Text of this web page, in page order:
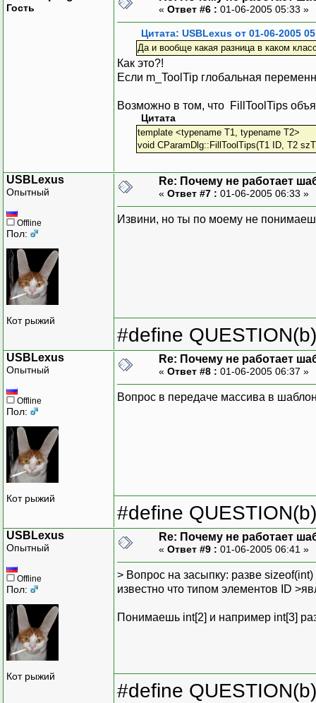
Гость « Ответ #6 : 01-06-2005 05:33 »
Цитата: USBLexus от 01-06-2005
Да и вообще какая разница в каком
Как это?!
Если m_ToolTip глобальная
Возможно в том, что FillToolTips
Цитата
template <typename T1, typename T2>
void CParamDlg::FillToolTips(T1 ID, T2
USBLexus
Опытный
Offline
Пол:
Кот рыжий
Re: Почему не работает
« Ответ #7 : 01-06-2005 06:33 »
Извини, но ты по моему не
#define
USBLexus
Опытный
Offline
Пол:
Кот рыжий
Re: Почему не работает
« Ответ #8 : 01-06-2005 06:37 »
Вопрос в передаче массива в
#define
USBLexus
Опытный
Offline
Пол:
Кот рыжий
Re: Почему не работает
« Ответ #9 : 01-06-2005 06:41 »
> Вопрос на засыпку: разве
известно что типом элементов ID
Понимаешь int[2] и например int[3]
#define